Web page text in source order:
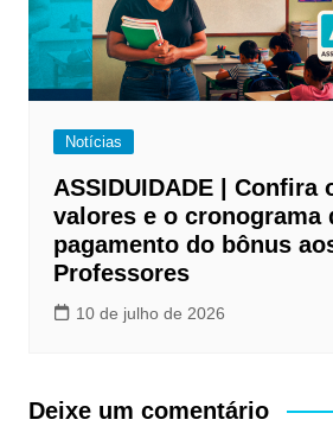
Notícias
ASSIDUIDADE | Confira
valores e o cronograma
pagamento do bônus
Professores
10 de julho de 2026
Deixe um comentário